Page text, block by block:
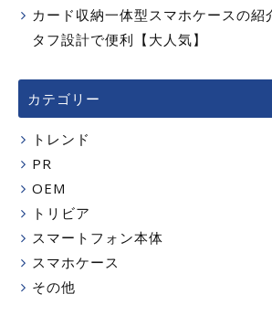
カード収納一体型スマホケースの紹
タフ設計で便利【大人気】
カテゴリー
トレンド
PR
OEM
トリビア
スマートフォン本体
スマホケース
その他